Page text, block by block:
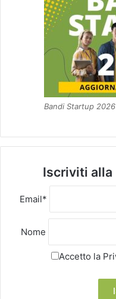
Bandi Startup 2026
Iscriviti
Email*
Nome
Accetto la